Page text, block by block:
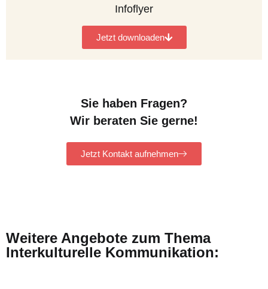
Infoflyer
Jetzt downloaden
Sie haben Fragen?
Wir beraten Sie gerne!
Jetzt Kontakt aufnehmen
Weitere Angebote zum Thema
Interkulturelle Kommunikation: